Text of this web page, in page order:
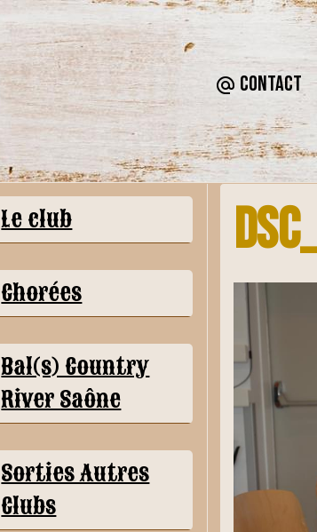
CONTACT
Le club
Chorées
Bal(s) Country
River Saône
Sorties Autres
Clubs